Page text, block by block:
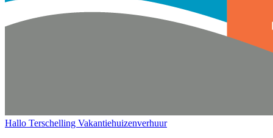
Hallo Terschelling Vakantiehuizenverhuur